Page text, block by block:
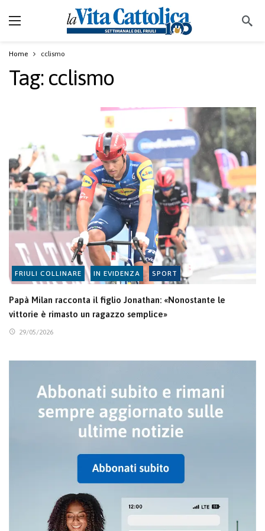
Home cclismo
Tag: cclismo
FRIULI COLLINARE IN EVIDENZA SPORT
Papà Milan racconta il figlio Jonathan: «Nonostante le
vittorie è rimasto un ragazzo semplice»
29/05/2026